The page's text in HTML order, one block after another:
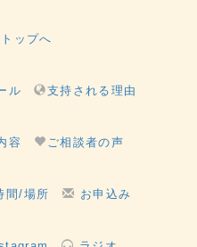
ップへ
ル 支持される理由
容 ご相談者の声
間/場所 お申込み